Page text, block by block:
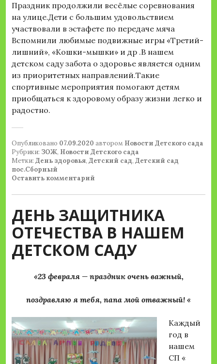
Праздник продолжили весёлые соревнования
на улице.Дети с большим удовольствием
участвовали в эстафете по передаче мяча
Вспомнили любимые подвижные игры «Третий-
лишний», «Кошки-мышки» и др .В нашем
детском саду забота о здоровье является одним
из приоритетных направлений.Такие
спортивные мероприятия помогают детям
приобщаться к здоровому образу жизни легко и
радостно.
Опубликовано 07.09.2020 автором Новости Детского сада
Рубрики: ЗОЖ, Новости Детского сада
Метки: День здоровья, Детский сад, Детский сад
пос.Сборный
Оставить комментарий
ДЕНЬ ЗАЩИТНИКА
ОТЕЧЕСТВА В НАШЕМ
ДЕТСКОМ САДУ
«23 февраля — праздник очень важный,
поздравляю я тебя, папа мой отважный! «
Каждый
год в
нашем
СП «